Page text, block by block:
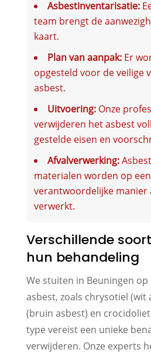
Asbestinventarisatie:
team brengt de
kaart.
Plan van aanpak:Er
opgesteld voor de veilige
asbest.
Uitvoering:Onze
verwijderen het asbest
gestelde eisen en
Afvalverwerking:
materialen worden op een
verantwoordelijke manier
verwerkt.
Verschillende
hun behandeling
We stuiten in Beuningen
asbest, zoals chrysotiel (wit
(bruin asbest) en
type vereist een unieke
verwijderen. Onze experts